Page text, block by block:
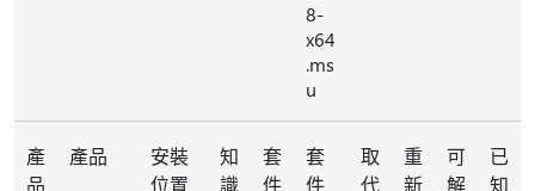
8-
x64
.ms
u
產
品
產品
安裝
位置
知
識
套
件
套
件
取
代
重
新
可
解
已
知